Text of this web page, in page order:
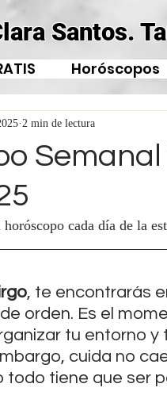
Santos.
Horóscopos
2 min de lectura
cada día de la
, te encontrarás
orden. Es el
tu entorno
cuida no
todo tiene que ser